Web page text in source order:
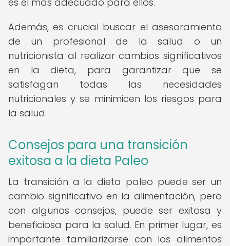
Además, es crucial buscar el asesoramiento
de un profesional de la salud o un
nutricionista al realizar cambios significativos
en la dieta, para garantizar que se
satisfagan todas las necesidades
nutricionales y se minimicen los riesgos para
la salud.
Consejos para una transición
exitosa a la dieta Paleo
La transición a la dieta paleo puede ser un
cambio significativo en la alimentación, pero
con algunos consejos, puede ser exitosa y
beneficiosa para la salud. En primer lugar, es
importante familiarizarse con los alimentos